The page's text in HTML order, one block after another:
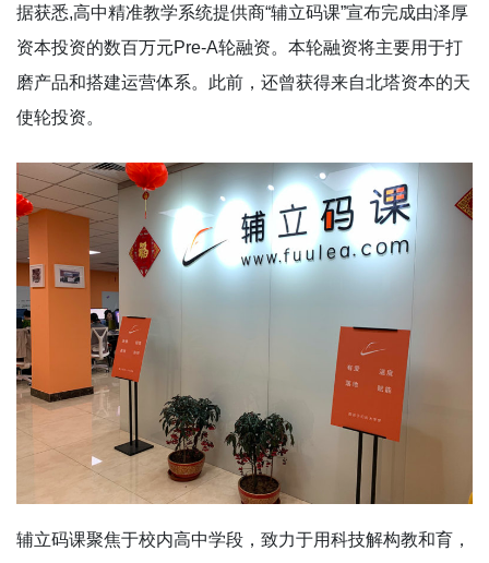
据获悉,高中精准教学系统提供商“辅立码课”宣布完成由泽厚
资本投资的数百万元Pre-A轮融资。本轮融资将主要用于打
磨产品和搭建运营体系。此前，还曾获得来自北塔资本的天
使轮投资。
辅立码课聚焦于校内高中学段，致力于用科技解构教和育，